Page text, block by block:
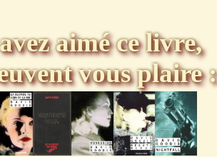
aimé ce livre,
vous plaire :